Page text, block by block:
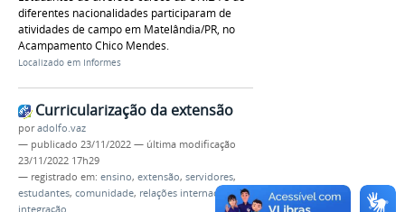
diferentes nacionalidades participaram de
atividades de campo em Matelândia/PR, no
Acampamento Chico Mendes.
Localizado em Informes
Curricularização da extensão
poradolfo.vaz
— publicado 23/11/2022 — última modificação
23/11/2022 17h29
— registrado em: ensino, extensão, servidores,
estudantes, comunidade, relações internacionais,